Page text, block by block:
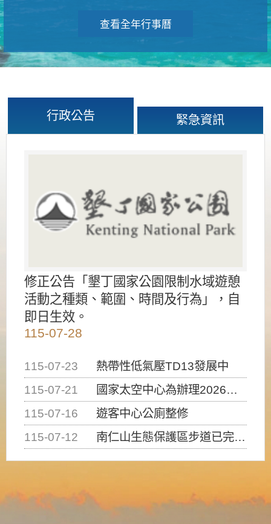
查看全年行事曆
行政公告 緊急資訊
修正公告「墾丁國家公園限制水域遊憩
活動之種類、範圍、時間及行為」，自
即日生效。
115-07-28
115-07-23
熱帶性低氣壓TD13發展中
115-07-21
國家太空中心為辦理2026台灣盃火箭競賽，陸、海、空域警戒及協調相關事宜，因颱風備案事宜
115-07-16
遊客中心公廁整修
115-07-12
南仁山生態保護區步道已完成修復，自115年7月13日（星期一）起恢復開放入園，歡迎民眾依規定申請入園....